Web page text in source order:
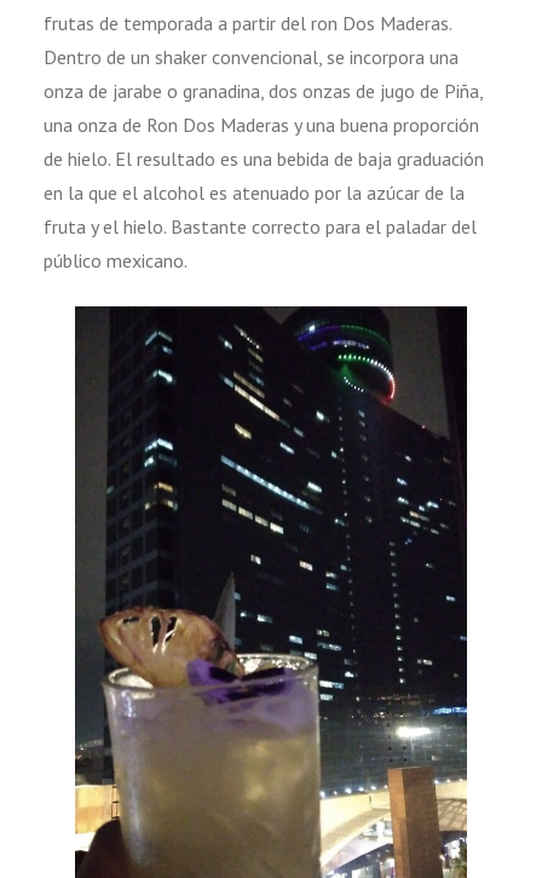
frutas de temporada a partir del ron Dos Maderas.
Dentro de un shaker convencional, se incorpora una
onza de jarabe o granadina, dos onzas de jugo de Piña,
una onza de Ron Dos Maderas y una buena proporción
de hielo. El resultado es una bebida de baja graduación
en la que el alcohol es atenuado por la azúcar de la
fruta y el hielo. Bastante correcto para el paladar del
público mexicano.